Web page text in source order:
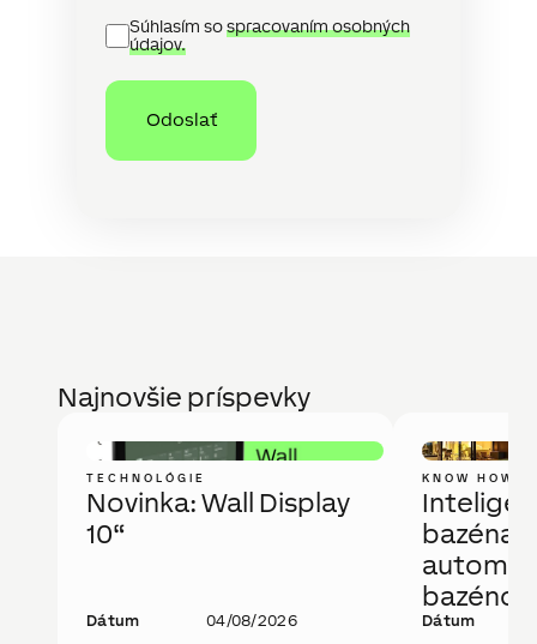
Ochrana
osobních
údajů
Súhlasím sospracovaním osobných
údajov.
Najnovšie príspevky
TECHNOLÓGIE
Novinka: Wall Display
10“
Dátum 04/08/2026
KNOW HOW
bazéna a
Dátum